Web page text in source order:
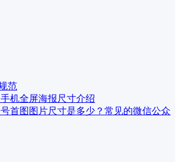
范
机全屏海报尺寸介绍
首图图片尺寸是多少？常见的微信公众